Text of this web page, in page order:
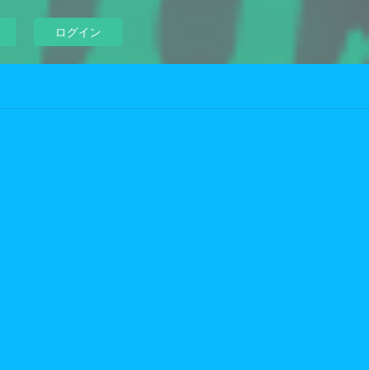
ログイン